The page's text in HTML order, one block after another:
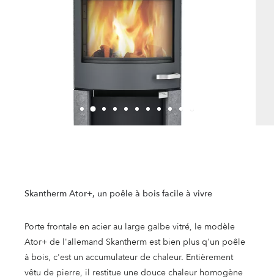
Skantherm Ator+, un poêle à bois facile à vivre
Porte frontale en acier au large galbe vitré, le modèle
Ator+ de l'allemand Skantherm est bien plus q'un poêle
à bois, c'est un accumulateur de chaleur. Entièrement
vêtu de pierre, il restitue une douce chaleur homogène